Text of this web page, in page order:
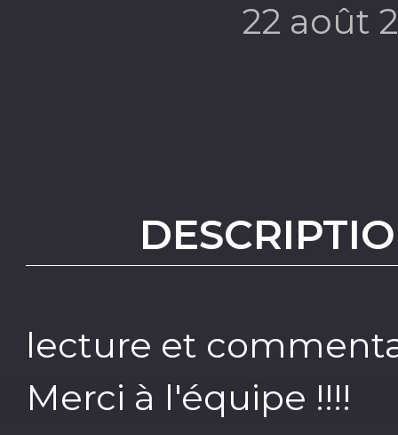
22 août
lecture et
Merci à l'équipe !!!!